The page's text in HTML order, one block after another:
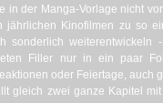
in der Manga-Vorlage nicht
jährlichen Kinofilmen zu so
sonderlich
Filler nur in ein paar
oder Feiertage, auch
gleich zwei ganze Kapitel